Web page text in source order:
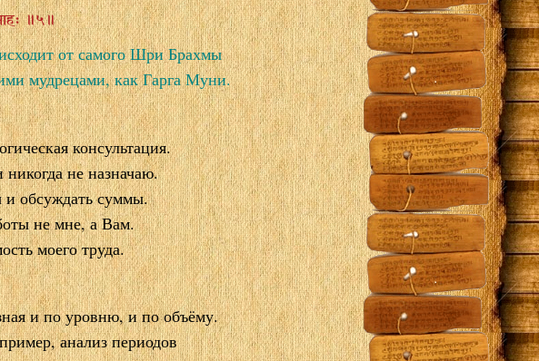
॥५॥
от самого Шри Брахмы
мудрецами, как Гарга Муни.
консультация.
не назначаю.
и обсуждать суммы.
не мне, а Вам.
моего труда.
и по уровню, и по объёму.
анализ периодов